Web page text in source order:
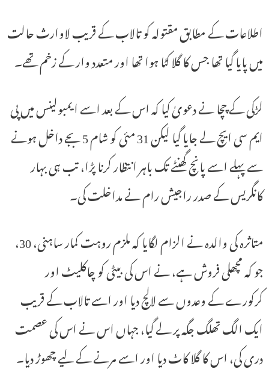
اطلاعات کے مطابق مقتولہ کو تالاب کے قریب لاوارث حالت
میں پایا گیا تھا جس کا گلا کٹا ہوا تھا اور متعدد وار کے زخم تھے۔
لڑکی کے چچا نے دعویٰ کیا کہ اس کے بعد اسے ایمبولینس میں پی
ایم سی ایچ لے جایا گیا لیکن 31 مئی کو شام 5 بجے داخل ہونے
سے پہلے اسے پانچ گھنٹے تک باہر انتظار کرنا پڑا، تب ہی بہار
کانگریس کے صدر راجیش رام نے مداخلت کی۔
متاثرہ کی والدہ نے الزام لگایا کہ ملزم روہت کمار ساہنی، 30،
جو کہ مچھلی فروش ہے، نے اس کی بیٹی کو چاکلیٹ اور
کرکورے کے وعدوں سے لالچ دیا اور اسے تالاب کے قریب
ایک الگ تھلگ جگہ پر لے گیا، جہاں اس نے اس کی عصمت
دری کی، اس کا گلا کاٹ دیا اور اسے مرنے کے لیے چھوڑ دیا۔